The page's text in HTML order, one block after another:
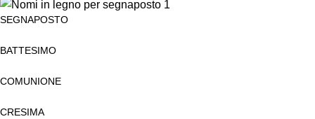
SEGNAPOSTO
BATTESIMO
COMUNIONE
CRESIMA